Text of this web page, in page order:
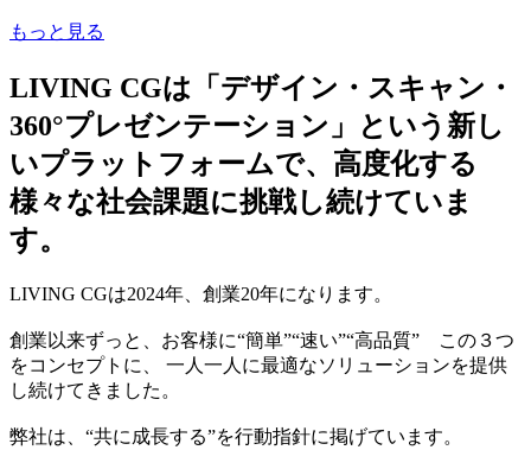
もっと見る
LIVING CGは「デザイン・スキャン・
360°プレゼンテーション」という新し
いプラットフォームで、高度化する
様々な社会課題に挑戦し続けていま
す。
LIVING CGは2024年、創業20年になります。
創業以来ずっと、お客様に“簡単”“速い”“高品質” この３つ
をコンセプトに、 一人一人に最適なソリューションを提供
し続けてきました。
弊社は、“共に成長する”を行動指針に掲げています。